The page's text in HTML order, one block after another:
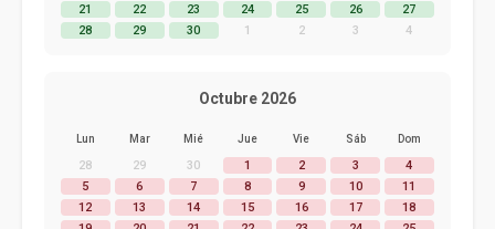
21
22 23 24 25 26
27
28
29 30 1 2 3 4
Octubre 2026
Lun Mar Mié Jue Vie Sáb Dom
28 29 30 1 2 3
4
5
6 7 8 9 10
11
12
13 14 15 16 17
18